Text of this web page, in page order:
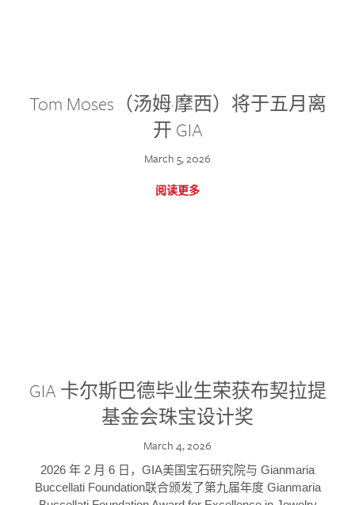
Tom Moses（汤姆·摩西）将于五月离
开 GIA
March 5, 2026
阅读更多
GIA 卡尔斯巴德毕业生荣获布契拉提
基金会珠宝设计奖
March 4, 2026
2026 年 2 月 6 日，GIA美国宝石研究院与 Gianmaria
Buccellati Foundation联合颁发了第九届年度 Gianmaria